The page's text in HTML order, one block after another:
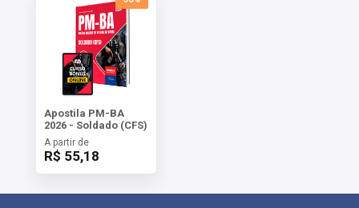
Apostila PM-BA
2026 - Soldado (CFS)
A partir de
R$ 55,18